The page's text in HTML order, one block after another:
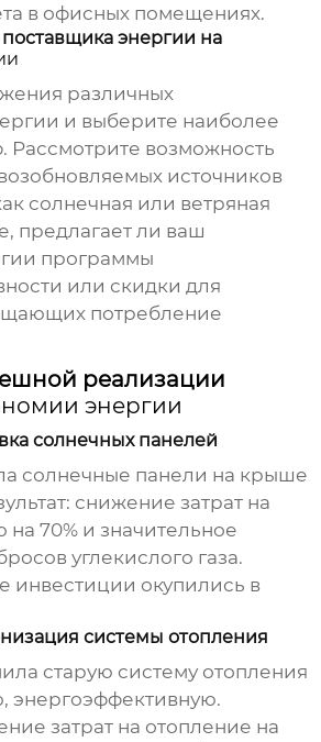
в офисных помещениях.
энергии на
различных
и выберите наиболее
Рассмотрите возможность
источников
солнечная или ветряная
предлагает ли ваш
программы
или скидки для
потребление
реализации
энергии
солнечных панелей
солнечные панели на крыше
снижение затрат на
70% и значительное
углекислого газа.
инвестиции окупились в
системы отопления
старую систему отопления
энергоэффективную.
затрат на отопление на